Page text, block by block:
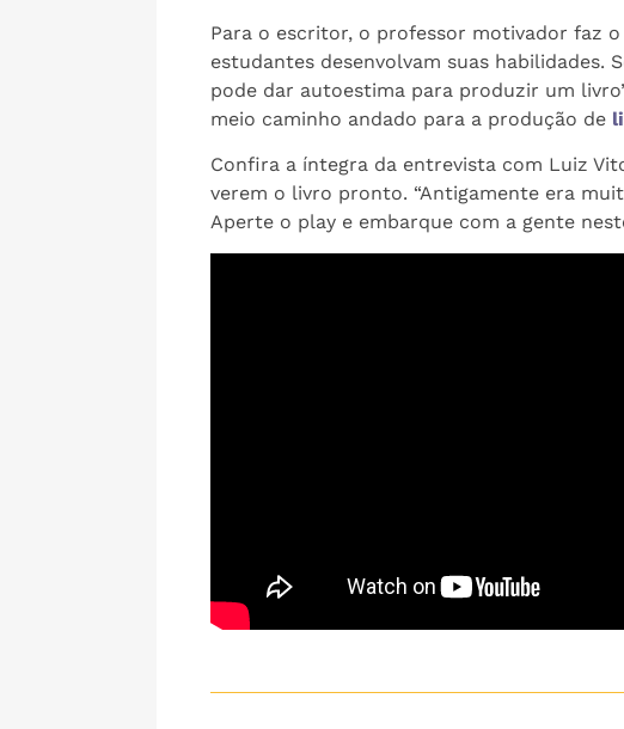
Para o escritor, o professor motivador faz
estudantes desenvolvam suas habilidades.
pode dar autoestima para produzir um
meio caminho andado para a produção de
Confira a íntegra da entrevista com Luiz
verem o livro pronto. “Antigamente era
Aperte o play e embarque com a gente